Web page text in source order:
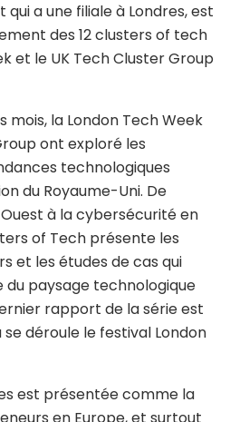
qui a une filiale à Londres, est
des 12 clusters of tech
et le UK Tech Cluster Group
mois, la London Tech Week
ont exploré les
technologiques
du Royaume-Uni. De
à la cybersécurité en
of Tech présente les
et les études de cas qui
du paysage technologique
rapport de la série est
déroule le festival London
est présentée comme la